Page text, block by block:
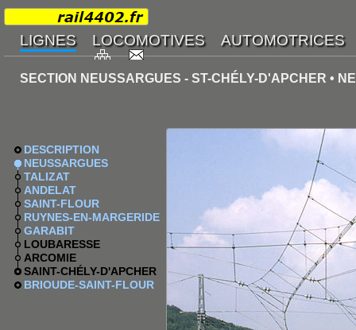
SECTION NEUSSARGUES - ST-CHÉLY-D'APCHER •
DESCRIPTION
NEUSSARGUES
TALIZAT
ANDELAT
SAINT-FLOUR
RUYNES-EN-MARGERIDE
GARABIT
LOUBARESSE
ARCOMIE
SAINT-CHÉLY-D'APCHER
BRIOUDE-SAINT-FLOUR